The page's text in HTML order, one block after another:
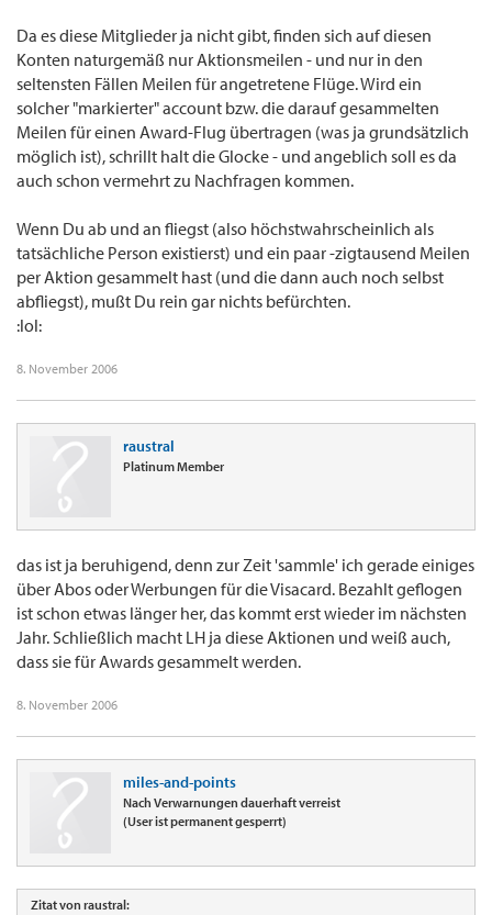
Da es diese Mitglieder ja nicht gibt, finden sich auf diesen
Konten naturgemäß nur Aktionsmeilen - und nur in den
seltensten Fällen Meilen für angetretene Flüge. Wird ein
solcher "markierter" account bzw. die darauf gesammelten
Meilen für einen Award-Flug übertragen (was ja grundsätzlich
möglich ist), schrillt halt die Glocke - und angeblich soll es da
auch schon vermehrt zu Nachfragen kommen.
Wenn Du ab und an fliegst (also höchstwahrscheinlich als
tatsächliche Person existierst) und ein paar -zigtausend Meilen
per Aktion gesammelt hast (und die dann auch noch selbst
abfliegst), mußt Du rein gar nichts befürchten.
:lol:
8. November 2006
raustral
Platinum Member
das ist ja beruhigend, denn zur Zeit 'sammle' ich gerade einiges
über Abos oder Werbungen für die Visacard. Bezahlt geflogen
ist schon etwas länger her, das kommt erst wieder im nächsten
Jahr. Schließlich macht LH ja diese Aktionen und weiß auch,
dass sie für Awards gesammelt werden.
8. November 2006
miles-and-points
Nach Verwarnungen dauerhaft verreist
(User ist permanent gesperrt)
Zitat von raustral: